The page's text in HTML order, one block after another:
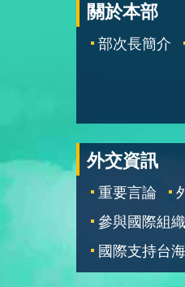
關於本部
部次長簡介
外交資訊
重要言論
參與國際組織
國際支持台